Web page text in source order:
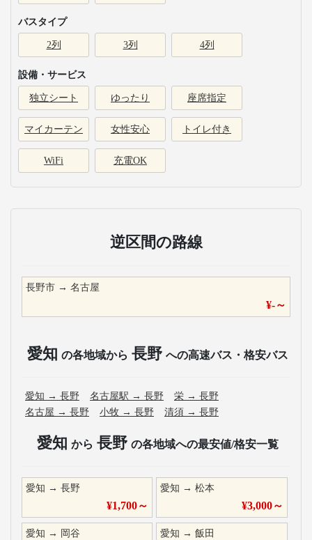
バスタイプ
2列 3列 4列
設備・サービス
独立シート ゆったり 座席指定
マイカーテン 女性安心 トイレ付き
WiFi 充電OK
逆区間の路線
長野市 → 名古屋
¥-～
愛知 の各地域から 長野 への高速バス・格安バス
愛知 → 長野 名古屋駅 → 長野 栄 → 長野
名古屋 → 長野 小牧 → 長野 清須 → 長野
愛知 から 長野 の各地域への最安値/格安一覧
愛知 → 長野
¥1,700～
愛知 →松本
¥3,000～
愛知 → 岡谷 愛知 →飯田